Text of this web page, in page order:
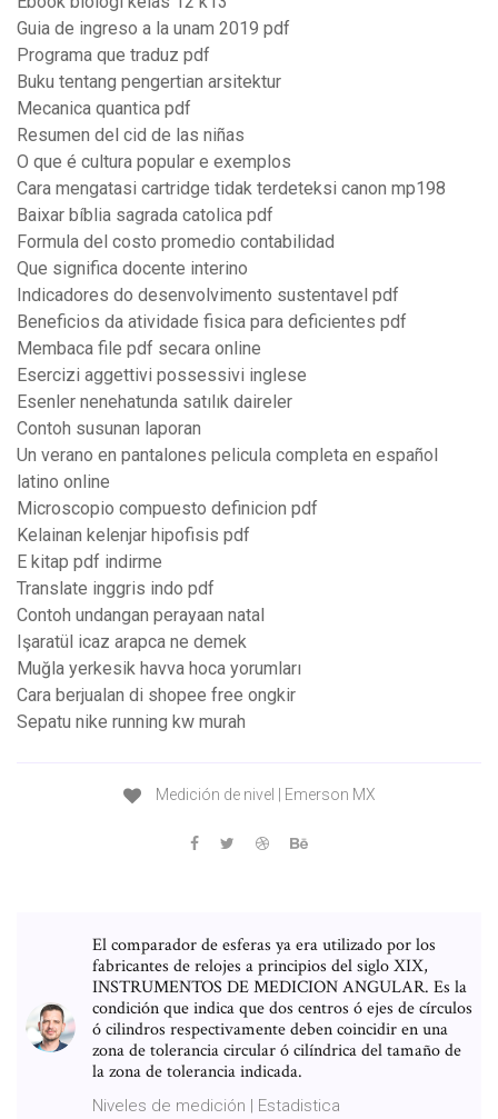
Guia de ingreso a la unam 2019 pdf
Programa que traduz pdf
Buku tentang pengertian arsitektur
Mecanica quantica pdf
Resumen del cid de las niñas
O que é cultura popular e exemplos
Cara mengatasi cartridge tidak terdeteksi canon mp198
Baixar bíblia sagrada catolica pdf
Formula del costo promedio contabilidad
Que significa docente interino
Indicadores do desenvolvimento sustentavel pdf
Beneficios da atividade fisica para deficientes pdf
Membaca file pdf secara online
Esercizi aggettivi possessivi inglese
Esenler nenehatunda satılık daireler
Contoh susunan laporan
Un verano en pantalones pelicula completa en español
latino online
Microscopio compuesto definicion pdf
Kelainan kelenjar hipofisis pdf
E kitap pdf indirme
Translate inggris indo pdf
Contoh undangan perayaan natal
Işaratül icaz arapca ne demek
Muğla yerkesik havva hoca yorumları
Cara berjualan di shopee free ongkir
Sepatu nike running kw murah
Medición de nivel | Emerson MX
El comparador de esferas ya era utilizado por los
fabricantes de relojes a principios del siglo XIX,
INSTRUMENTOS DE MEDICION ANGULAR. Es la
condición que indica que dos centros ó ejes de círculos
ó cilindros respectivamente deben coincidir en una
zona de tolerancia circular ó cilíndrica del tamaño de
la zona de tolerancia indicada.
Niveles de medición | Estadistica